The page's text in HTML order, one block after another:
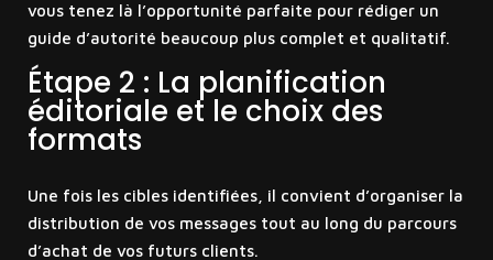
vous tenez là l’opportunité parfaite pour rédiger un
guide d’autorité beaucoup plus complet et qualitatif.
Étape 2 : La planification
éditoriale et le choix des
formats
Une fois les cibles identifiées, il convient d’organiser la
distribution de vos messages tout au long du parcours
d’achat de vos futurs clients.